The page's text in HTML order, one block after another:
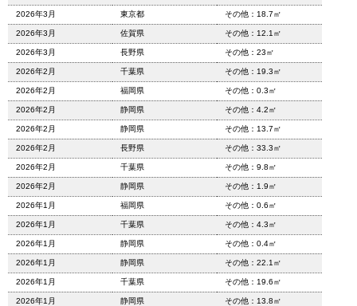
2026年3月 東京都 その他：18.7㎡
2026年3月 佐賀県 その他：12.1㎡
2026年3月 長野県 その他：23㎡
2026年2月 千葉県 その他：19.3㎡
2026年2月 福岡県 その他：0.3㎡
2026年2月 静岡県 その他：4.2㎡
2026年2月 静岡県 その他：13.7㎡
2026年2月 長野県 その他：33.3㎡
2026年2月 千葉県 その他：9.8㎡
2026年2月 静岡県 その他：1.9㎡
2026年1月 福岡県 その他：0.6㎡
2026年1月 千葉県 その他：4.3㎡
2026年1月 静岡県 その他：0.4㎡
2026年1月 静岡県 その他：22.1㎡
2026年1月 千葉県 その他：19.6㎡
2026年1月 静岡県 その他：13.8㎡